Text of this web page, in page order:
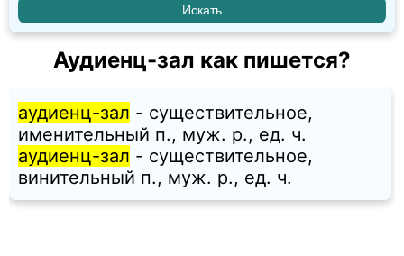
Аудиенц-зал как пишется?
аудиенц-зал - существительное,
именительный п., муж. p., ед. ч.
аудиенц-зал - существительное,
винительный п., муж. p., ед. ч.